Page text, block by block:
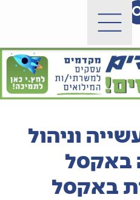
וניהול
באקסל
באקסל